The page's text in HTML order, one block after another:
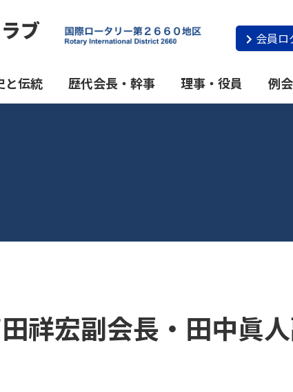
ブ 会員ロ
と伝統 歴代会長・幹事 理事・役員 例会
祥宏副会長・田中眞